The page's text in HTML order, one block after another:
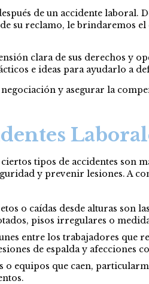
de un accidente laboral.
su reclamo, le brindaremos
clara de sus derechos y
e ideas para ayudarlo a
y asegurar la
tipos de accidentes son
y prevenir lesiones. A
o caídas desde alturas son
pisos irregulares o
entre los trabajadores que
de espalda y afecciones
equipos que caen,